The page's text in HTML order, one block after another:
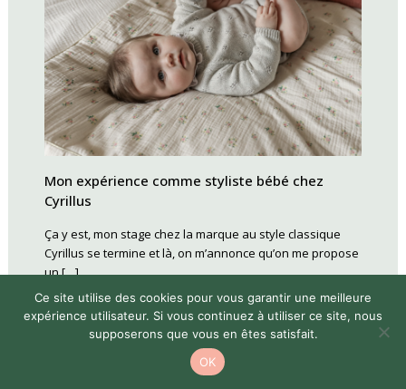
Mon expérience comme styliste bébé chez
Cyrillus
Ça y est, mon stage chez la marque au style classique
Cyrillus se termine et là, on m’annonce qu’on me propose
un […]
Ce site utilise des cookies pour vous garantir une meilleure
expérience utilisateur. Si vous continuez à utiliser ce site, nous
supposerons que vous en êtes satisfait.
OK